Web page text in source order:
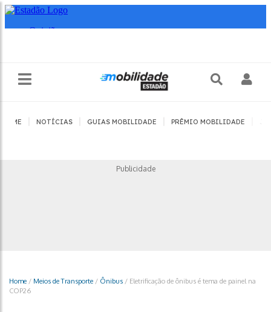
HOME NOTÍCIAS GUIAS MOBILIDADE PRÊMIO MOBILIDADE
Publicidade
Home / Meios de Transporte / Ônibus / Eletrificação de ônibus é tema de painel na
COP26